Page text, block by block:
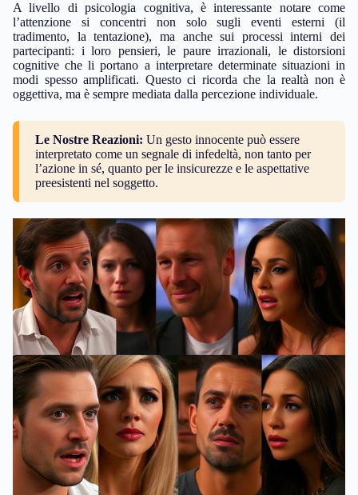
A livello di psicologia cognitiva, è interessante notare come
l’attenzione si concentri non solo sugli eventi esterni (il
tradimento, la tentazione), ma anche sui processi interni dei
partecipanti: i loro pensieri, le paure irrazionali, le distorsioni
cognitive che li portano a interpretare determinate situazioni in
modi spesso amplificati. Questo ci ricorda che la realtà non è
oggettiva, ma è sempre mediata dalla percezione individuale.
Le Nostre Reazioni: Un gesto innocente può essere
interpretato come un segnale di infedeltà, non tanto per
l’azione in sé, quanto per le insicurezze e le aspettative
preesistenti nel soggetto.